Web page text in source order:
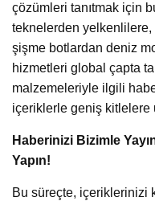
çözümleri tanıtmak için
teknelerden
şişme botlardan deniz
hizmetleri global çapta
malzemeleriyle ilgili
içeriklerle geniş kitlelere
Haberinizi Bizimle
Yapın!
Bu süreçte, içeriklerinizi